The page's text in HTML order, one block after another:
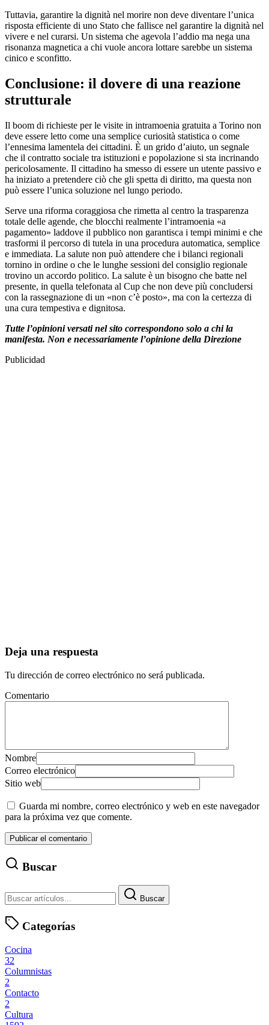
​Tuttavia, garantire la dignità nel morire non deve diventare l’unica
risposta efficiente di uno Stato che fallisce nel garantire la dignità nel
vivere e nel curarsi. Un sistema che agevola l’addio ma nega una
risonanza magnetica a chi vuole ancora lottare sarebbe un sistema
cinico e sconfitto.
​Conclusione: il dovere di una reazione
strutturale
​Il boom di richieste per le visite in intramoenia gratuita a Torino non
deve essere letto come una semplice curiosità statistica o come
l’ennesima lamentela dei cittadini. È un grido d’aiuto, un segnale
che il contratto sociale tra istituzioni e popolazione si sta incrinando
pericolosamente. Il cittadino ha smesso di essere un utente passivo e
ha iniziato a pretendere ciò che gli spetta di diritto, ma questa non
può essere l’unica soluzione nel lungo periodo.
​Serve una riforma coraggiosa che rimetta al centro la trasparenza
totale delle agende, che blocchi realmente l’intramoenia «a
pagamento» laddove il pubblico non garantisca i tempi minimi e che
trasformi il percorso di tutela in una procedura automatica, semplice
e immediata. La salute non può attendere che i bilanci regionali
tornino in ordine o che le lunghe sessioni del consiglio regionale
trovino un accordo politico. La salute è un bisogno che batte nel
presente, in quella telefonata al Cup che non deve più concludersi
con la rassegnazione di un «non c’è posto», ma con la certezza di
una cura tempestiva e dignitosa.
Tutte l’opinioni versati nel sito correspondono solo a chi la
manifesta. Non e necessariamente l’opinione della Direzione
Publicidad
Deja una respuesta
Tu dirección de correo electrónico no será publicada.
Comentario
Nombre
Correo electrónico
Sitio web
Guarda mi nombre, correo electrónico y web en este navegador
para la próxima vez que comente.
Buscar
Buscar
Categorías
Cocina
32
Columnistas
2
Contacto
2
Cultura